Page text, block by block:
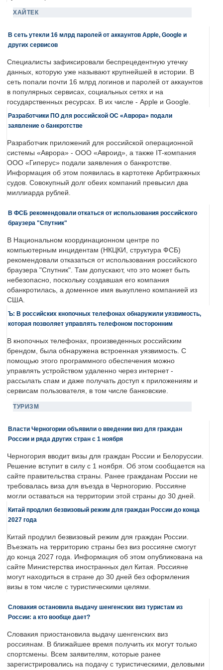
ХАЙТЕК
В сеть утекли 16 млрд паролей от аккаунтов Apple, Google и
других сервисов
Специалисты зафиксировали беспрецедентную утечку
данных, которую уже называют крупнейшей в истории. В
сеть попали почти 16 млрд логинов и паролей от аккаунтов
в популярных сервисах, социальных сетях и на
государственных ресурсах. В их числе - Apple и Google.
Разработчики ПО для российской ОС «Аврора» подали
заявление о банкротстве
Разработчик приложений для российской операционной
системы «Аврора» - ООО «Авроид», а также IT-компания
ООО «Гиперус» подали заявления о банкротстве.
Информация об этом появилась в картотеке Арбитражных
судов. Совокупный долг обеих компаний превысил два
миллиарда рублей.
В ФСБ рекомендовали откаться от использования российского
браузера "Спутник"
В Национальном координационном центре по
компьютерным инцидентам (НКЦКИ, структура ФСБ)
рекомендовали отказаться от использования российского
браузера "Спутник". Там допускают, что это может быть
небезопасно, поскольку создавшая его компания
обанкротилась, а доменное имя выкуплено компанией из
США.
Ъ: В российских кнопочных телефонах обнаружили уязвимость,
которая позволяет управлять телефоном посторонним
В кнопочных телефонах, произведенных российским
брендом, была обнаружена встроенная уязвимость. С
помощью этого программного обеспечения можно
управлять устройством удаленно через интернет -
рассылать спам и даже получать доступ к приложениям и
сервисам пользователя, в том числе банковские.
ТУРИЗМ
Власти Черногории объявили о введении виз для граждан
России и ряда других стран с 1 ноября
Черногория вводит визы для граждан России и Белоруссии.
Решение вступит в силу с 1 ноября. Об этом сообщается на
сайте правительства страны. Ранее гражданам России не
требовалась виза для въезда в Черногорию. Россияне
могли оставаться на территории этой страны до 30 дней.
Китай продлил безвизовый режим для граждан России до конца
2027 года
Китай продлил безвизовый режим для граждан России.
Въезжать на территорию страны без виз россияне смогут
до конца 2027 года. Информация об этом опубликована на
сайте Министерства иностранных дел Китая. Россияне
могут находиться в стране до 30 дней без оформления
визы в том числе с туристическими целями.
Словакия остановила выдачу шенгенских виз туристам из
России: а кто вообще дает?
Словакия приостановила выдачу шенгенских виз
россиянам. В ближайшее время получить их могут только
спортсмены. Всем заявителям, которые ранее
зарегистрировались на подачу с туристическими, деловыми